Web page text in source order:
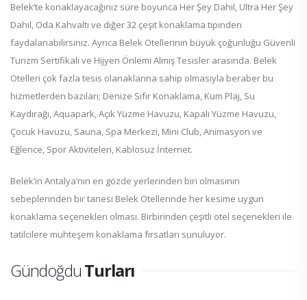
Belek’te konaklayacağınız süre boyunca Her Şey Dahil, Ultra Her Şey
Dahil, Oda Kahvaltı ve diğer 32 çeşit konaklama tipinden
faydalanabilirsiniz. Ayrıca Belek Otellerinin büyük çoğunluğu Güvenli
Turizm Sertifikalı ve Hijyen Önlemi Almış Tesisler arasında. Belek
Otelleri çok fazla tesis olanaklarına sahip olmasıyla beraber bu
hizmetlerden bazıları; Denize Sıfır Konaklama, Kum Plaj, Su
Kaydırağı, Aquapark, Açık Yüzme Havuzu, Kapalı Yüzme Havuzu,
Çocuk Havuzu, Sauna, Spa Merkezi, Mini Club, Animasyon ve
Eğlence, Spor Aktiviteleri, Kablosuz İnternet.
Belek’in Antalya’nın en gözde yerlerinden biri olmasının
sebeplerinden bir tanesi Belek Otellerinde her kesime uygun
konaklama seçenekleri olması. Birbirinden çeşitli otel seçenekleri ile
tatilcilere muhteşem konaklama fırsatları sunuluyor.
GündoğduTurları